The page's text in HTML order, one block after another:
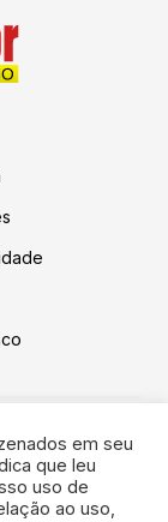
em seu
que leu
uso de
ao uso,